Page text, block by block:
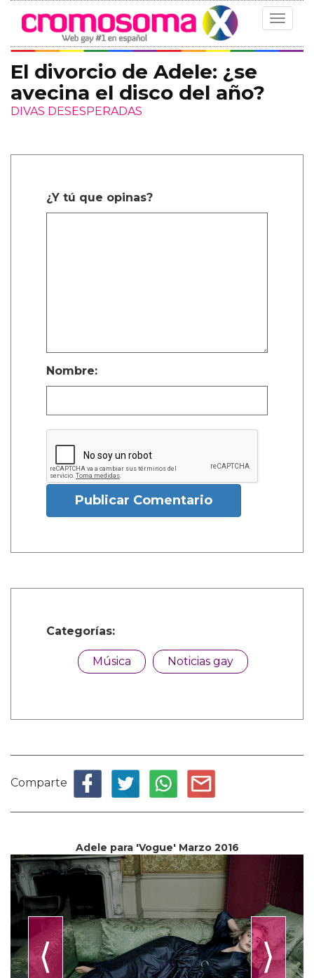
Toggle
El divorcio de Adele: ¿se
avecina el disco del año?
DIVAS DESESPERADAS
¿Y tú que opinas?
Nombre:
Publicar Comentario
Categorías:
Música Noticias gay
Comparte
Adele para 'Vogue' Marzo 2016
⟨ ⟩